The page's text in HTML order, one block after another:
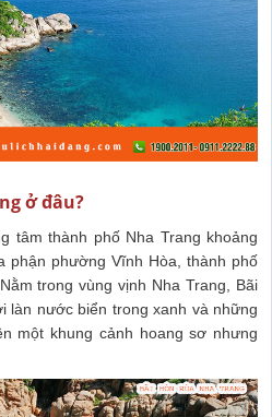
ở đâu?
tâm thành phố Nha Trang khoảng
phận phường Vĩnh Hòa, thành phố
trong vùng vịnh Nha Trang, Bãi
làn nước biển trong xanh và những
một khung cảnh hoang sơ nhưng